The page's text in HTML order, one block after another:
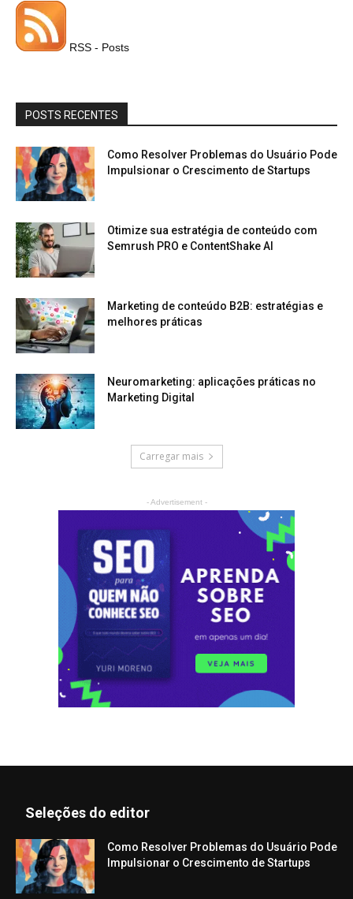
RSS - Posts
POSTS RECENTES
Como Resolver Problemas do Usuário Pode
Impulsionar o Crescimento de Startups
Otimize sua estratégia de conteúdo com
Semrush PRO e ContentShake AI
Marketing de conteúdo B2B: estratégias e
melhores práticas
Neuromarketing: aplicações práticas no
Marketing Digital
Carregar mais
- Advertisement -
Seleções do editor
Como Resolver Problemas do Usuário Pode
Impulsionar o Crescimento de Startups